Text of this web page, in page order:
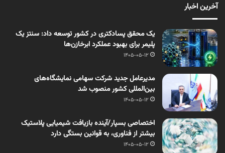
آخرین اخبار
یک محقق پسادکتری در کشور توسعه داد: سنتز یک
پلیمر برای بهبود عملکرد ابرخازن‌ها
1405-05-12
مدیرعامل جدید شرکت سهامی نمایشگاه‌های
بین‌المللی کشور منصوب شد
1405-05-12
اختصاصی بسپار/آینده بازیافت شیمیایی پلاستیک
بیشتر از فناوری، به قوانین بستگی دارد
1405-05-12